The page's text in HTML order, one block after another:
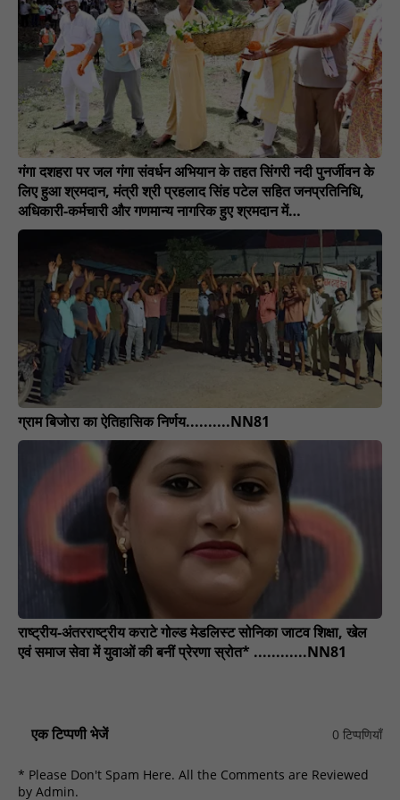
गंगा दशहरा पर जल गंगा संवर्धन अभियान के तहत सिंगरी नदी पुनर्जीवन के
लिए हुआ श्रमदान, मंत्री श्री प्रहलाद सिंह पटेल सहित जनप्रतिनिधि,
अधिकारी-कर्मचारी और गणमान्य नागरिक हुए श्रमदान में
शामिल.........NN81
ग्राम बिजोरा का ऐतिहासिक निर्णय..........NN81
राष्ट्रीय-अंतरराष्ट्रीय कराटे गोल्ड मेडलिस्ट सोनिका जाटव शिक्षा, खेल
एवं समाज सेवा में युवाओं की बनीं प्रेरणा स्रोत* ............NN81
एक टिप्पणी भेजें 0 टिप्पणियाँ
* Please Don't Spam Here. All the Comments are Reviewed
by Admin.